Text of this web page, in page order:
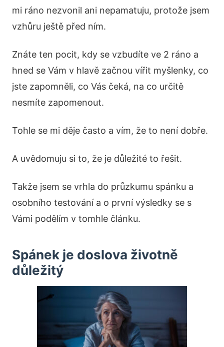
mi ráno nezvonil ani nepamatuju, protože jsem
vzhůru ještě před ním.
Znáte ten pocit, kdy se vzbudíte ve 2 ráno a
hned se Vám v hlavě začnou vířit myšlenky, co
jste zapomněli, co Vás čeká, na co určitě
nesmíte zapomenout.
Tohle se mi děje často a vím, že to není dobře.
A uvědomuju si to, že je důležité to řešit.
Takže jsem se vrhla do průzkumu spánku a
osobního testování a o první výsledky se s
Vámi podělím v tomhle článku.
Spánek je doslova životně
důležitý